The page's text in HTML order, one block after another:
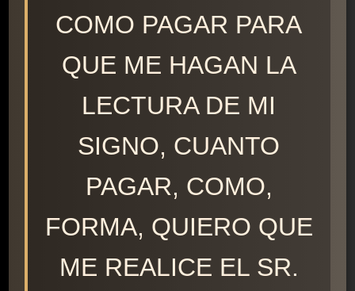
COMO PAGAR PARA
QUE ME HAGAN LA
LECTURA DE MI
SIGNO, CUANTO
PAGAR, COMO,
FORMA, QUIERO QUE
ME REALICE EL SR.